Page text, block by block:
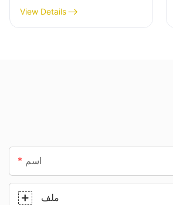
للمصانع الصناعية
والمستودعات وتطبيقات
View Details
اسم
ملف